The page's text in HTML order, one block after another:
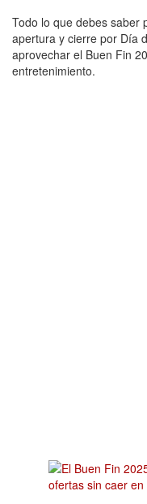
Todo lo que debes saber
apertura y cierre por Día
aprovechar el Buen Fin
entretenimiento.